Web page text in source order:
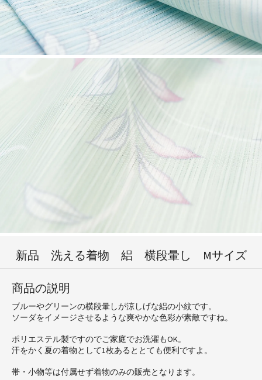
新品 洗える着物 絽 横段暈し Mサイズ
商品の説明
ブルーやグリーンの横段暈しが涼しげな絽の小紋です。
ソーダをイメージさせるような爽やかな色彩が素敵ですね。
ポリエステル製ですのでご家庭でお洗濯もOK。
汗をかく夏の着物として1枚あるととても便利ですよ。
帯・小物等は付属せず着物のみの販売となります。